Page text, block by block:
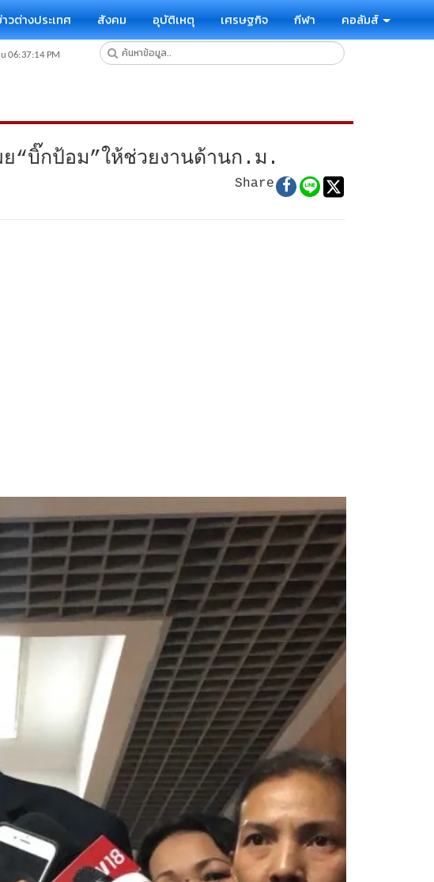
วต่างประเทศ สังคม อุบัติเหตุ เศรษฐกิจ กีฬา คอลัมส์
“บิ๊กป้อม”ให้ช่วยงานด้านก.ม.
Share